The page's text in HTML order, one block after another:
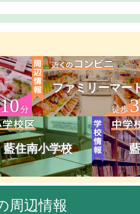
10分
ファミリーマー
徒歩3
藍住南小学校
周辺情報